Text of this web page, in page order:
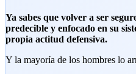
Ya sabes que volver a ser
predecible y enfocado en su
propia actitud defensiva.
Y la mayoría de los hombres lo